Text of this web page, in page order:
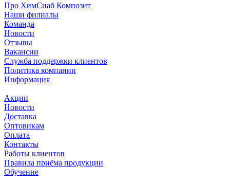
Про ХимСнаб Композит
Наши филиалы
Команда
Новости
Отзывы
Вакансии
Служба поддержки клиентов
Политика компании
Информация
Акции
Новости
Доставка
Оптовикам
Оплата
Контакты
Работы клиентов
Правила приёма продукции
Обучение